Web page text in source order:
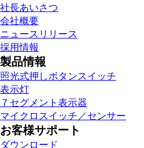
社長あいさつ
会社概要
ニュースリリース
採用情報
製品情報
照光式押しボタンスイッチ
表示灯
７セグメント表示器
マイクロスイッチ／センサー
お客様サポート
ダウンロード